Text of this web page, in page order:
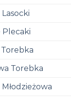
Plecaki
Torebka